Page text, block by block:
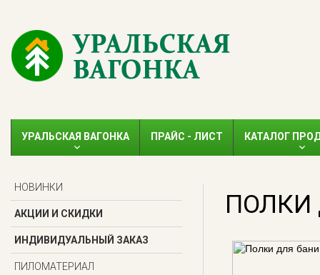
УРАЛЬСКАЯ ВАГОНКА ПРАЙС - ЛИСТ КАТАЛОГ
НОВИНКИ
АКЦИИ И СКИДКИ
ИНДИВИДУАЛЬНЫЙ ЗАКАЗ
ПИЛОМАТЕРИАЛ
ПОЛКИ